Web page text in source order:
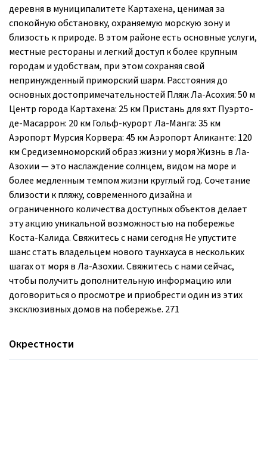
деревня в муниципалитете Картахена, ценимая за
спокойную обстановку, охраняемую морскую зону и
близость к природе. В этом районе есть основные услуги,
местные рестораны и легкий доступ к более крупным
городам и удобствам, при этом сохраняя свой
непринужденный приморский шарм. Расстояния до
основных достопримечательностей Пляж Ла-Асохия: 50 м
Центр города Картахена: 25 км Пристань для яхт Пуэрто-
де-Масаррон: 20 км Гольф-курорт Ла-Манга: 35 км
Аэропорт Мурсия Корвера: 45 км Аэропорт Аликанте: 120
км Средиземноморский образ жизни у моря Жизнь в Ла-
Азохии — это наслаждение солнцем, видом на море и
более медленным темпом жизни круглый год. Сочетание
близости к пляжу, современного дизайна и
ограниченного количества доступных объектов делает
эту акцию уникальной возможностью на побережье
Коста-Калида. Свяжитесь с нами сегодня Не упустите
шанс стать владельцем нового таунхауса в нескольких
шагах от моря в Ла-Азохии. Свяжитесь с нами сейчас,
чтобы получить дополнительную информацию или
договориться о просмотре и приобрести один из этих
эксклюзивных домов на побережье. 271
Окрестности